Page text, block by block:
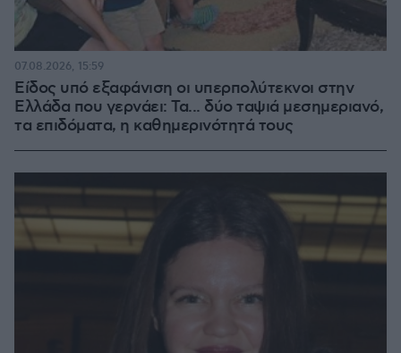
Είδος υπό εξαφάνιση οι υπερπολύτεκνοι στην
Ελλάδα που γερνάει: Τα... δύο ταψιά μεσημεριανό,
τα επιδόματα, η καθημερινότητά τους
07.08.2026, 15:59